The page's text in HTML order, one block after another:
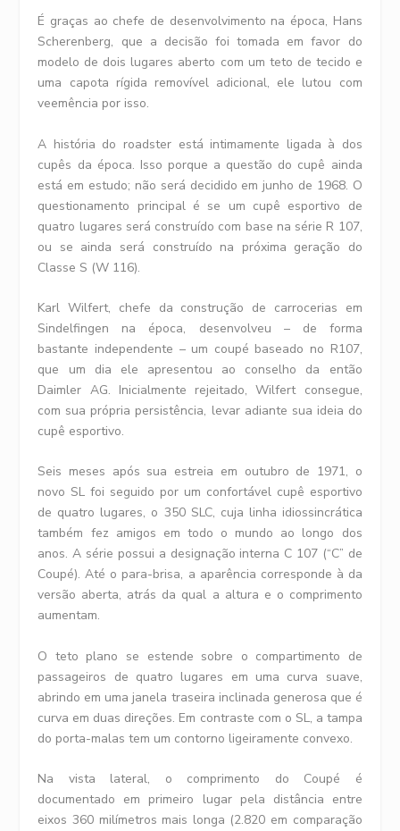
É graças ao chefe de desenvolvimento na época, Hans
Scherenberg, que a decisão foi tomada em favor do
modelo de dois lugares aberto com um teto de tecido e
uma capota rígida removível adicional, ele lutou com
veemência por isso.
A história do roadster está intimamente ligada à dos
cupês da época. Isso porque a questão do cupê ainda
está em estudo; não será decidido em junho de 1968. O
questionamento principal é se um cupê esportivo de
quatro lugares será construído com base na série R 107,
ou se ainda será construído na próxima geração do
Classe S (W 116).
Karl Wilfert, chefe da construção de carrocerias em
Sindelfingen na época, desenvolveu – de forma
bastante independente – um coupé baseado no R107,
que um dia ele apresentou ao conselho da então
Daimler AG. Inicialmente rejeitado, Wilfert consegue,
com sua própria persistência, levar adiante sua ideia do
cupê esportivo.
Seis meses após sua estreia em outubro de 1971, o
novo SL foi seguido por um confortável cupê esportivo
de quatro lugares, o 350 SLC, cuja linha idiossincrática
também fez amigos em todo o mundo ao longo dos
anos. A série possui a designação interna C 107 (“C” de
Coupé). Até o para-brisa, a aparência corresponde à da
versão aberta, atrás da qual a altura e o comprimento
aumentam.
O teto plano se estende sobre o compartimento de
passageiros de quatro lugares em uma curva suave,
abrindo em uma janela traseira inclinada generosa que é
curva em duas direções. Em contraste com o SL, a tampa
do porta-malas tem um contorno ligeiramente convexo.
Na vista lateral, o comprimento do Coupé é
documentado em primeiro lugar pela distância entre
eixos 360 milímetros mais longa (2.820 em comparação